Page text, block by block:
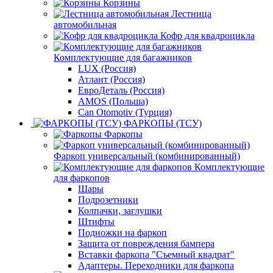
Корзины
Лестница
автомобильная
Кофр для квадроцикла
Комплектующие для багажников
LUX (Россия)
Атлант (Россия)
ЕвроДеталь (Россия)
AMOS (Польша)
Can Otomotiv (Турция)
ФАРКОПЫ (ТСУ)
Фаркопы
Фаркоп универсальный (комбинированный)
Комплектующие
для фаркопов
Шары
Подрозетники
Колпачки, заглушки
Штифты
Подножки на фаркоп
Защита от повреждения бампера
Вставки фаркопа "Съемный квадрат"
Адаптеры. Переходники для фаркопа